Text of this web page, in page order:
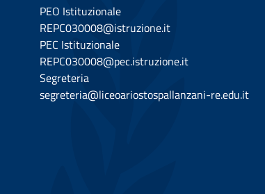
PEO Istituzionale
REPC030008@istruzione.it
PEC Istituzionale
REPC030008@pec.istruzione.it
Segreteria
segreteria@liceoariostospallanzani-re.edu.it